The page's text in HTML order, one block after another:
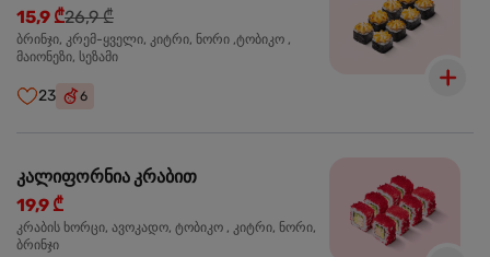
15,9 ₾26,9 ₾
ბრინჯი, კრემ-ყველი, კიტრი, ნორი ,ტობიკო ,
მაიონეზი, სეზამი
23 6
კალიფორნია კრაბით
19,9 ₾
კრაბის ხორცი, ავოკადო, ტობიკო , კიტრი, ნორი,
ბრინჯი